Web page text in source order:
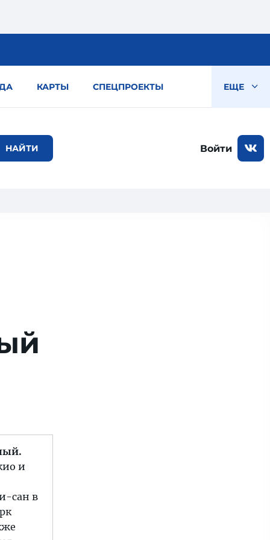
КАРТЫ СПЕЦПРОЕКТЫ ЕЩЕ
Войти
и
сан в